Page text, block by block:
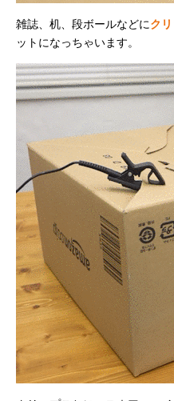
雑誌、机、段ボールなどにク
ットになっちゃいます。